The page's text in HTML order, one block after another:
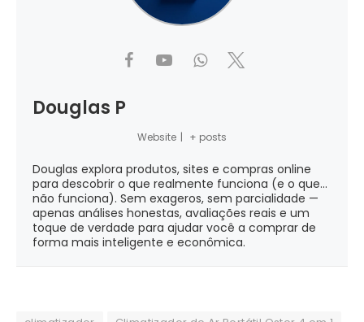
Douglas P
Website | + posts
Douglas explora produtos, sites e compras online
para descobrir o que realmente funciona (e o que...
não funciona). Sem exageros, sem parcialidade —
apenas análises honestas, avaliações reais e um
toque de verdade para ajudar você a comprar de
forma mais inteligente e econômica.